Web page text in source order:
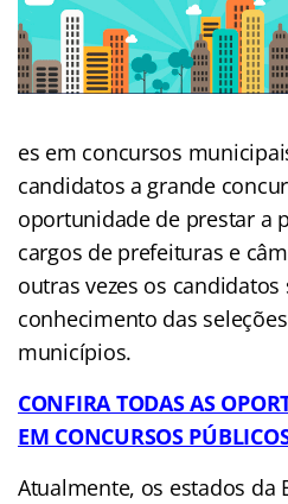
es em concursos
candidatos a grande
oportunidade de prestar a
cargos de prefeituras e
outras vezes os
conhecimento das
municípios.
CONFIRA TODAS AS
EM CONCURSOS
Atualmente, os estados da